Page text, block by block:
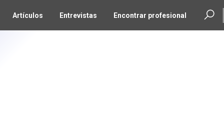
Artículos Entrevistas Encontrar profesional